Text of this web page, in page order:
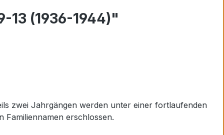
(1936-1944)"
zwei Jahrgängen werden unter einer fortlaufenden
Familiennamen erschlossen.